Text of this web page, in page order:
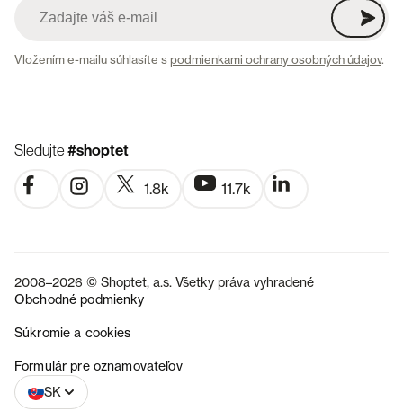
Vložením e-mailu súhlasíte spodmienkami ochrany osobných údajov.
Sledujte#shoptet
1.8k 11.7k
2008–2026 © Shoptet, a.s. Všetky práva vyhradené
Obchodné podmienky
Súkromie a cookies
Formulár pre oznamovateľov
SK